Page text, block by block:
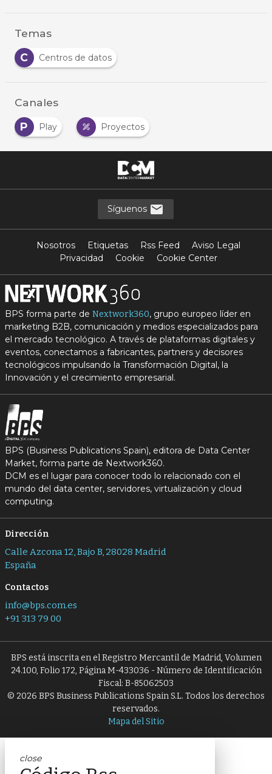
Temas
C
Centros de datos
Canales
P
Play Proyectos
Síguenos
Nosotros Etiquetas Rss Feed
Aviso Legal
Privacidad
Cookie Cookie Center
BPS forma parte de Nextwork360, grupo europeo líder en
marketing B2B, comunicación y medios especializados para
el mercado tecnológico. A través de plataformas digitales y
eventos, conectamos a fabricantes, partners y decisores
tecnológicos impulsando la Transformación Digital, la
Innovación y el crecimiento empresarial.
BPS (Business Publications Spain), editora de Data Center
Market, forma parte de Nextwork360.
DCM es el lugar para conocer todo lo relacionado con el
mundo del data center, servidores, virtualización y cloud
computing.
Dirección
Calle Azcona 12, Bajo B, 28028 Madrid
España
Contactos
info@bps.com.es
+91 313 79 00
BPS está inscrita en el Registro Mercantil de Madrid, Volumen
24.100, Folio 172, Página M-433036 - Número de Identificación
Fiscal: B-85062503
© 2026 BPS Business Publications Spain S.L. Todos los derechos
reservados.
Mapa del Sitio
close